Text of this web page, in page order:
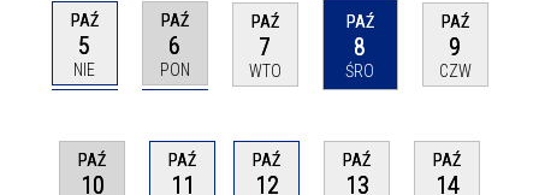
PAŹ
5
NIE
PAŹ
6
PON
PAŹ
7
WTO
PAŹ
8
ŚRO
PAŹ
9
CZW
PAŹ
10
PAŹ
11
PAŹ
12
PAŹ
13
PAŹ
14